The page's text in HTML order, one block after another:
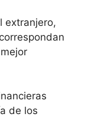
extranjero,
de los